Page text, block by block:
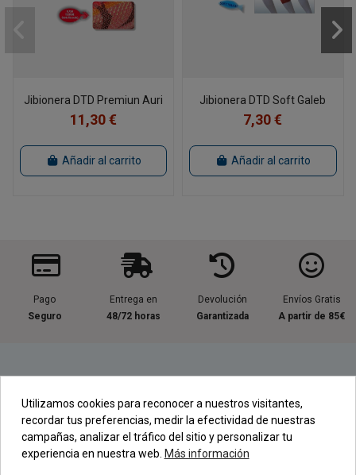
Jibionera DTD Premiun Auri
11,30 €
Añadir al carrito
Jibionera DTD Soft Galeb
7,30 €
Añadir al carrito
Pago
Seguro
Entrega en
48/72 horas
Devolución
Garantizada
Envíos Gratis
A partir de 85€
Contacta con nosotros
Utilizamos cookies para reconocer a nuestros visitantes,
recordar tus preferencias, medir la efectividad de nuestras
campañas, analizar el tráfico del sitio y personalizar tu
experiencia en nuestra web. Más información